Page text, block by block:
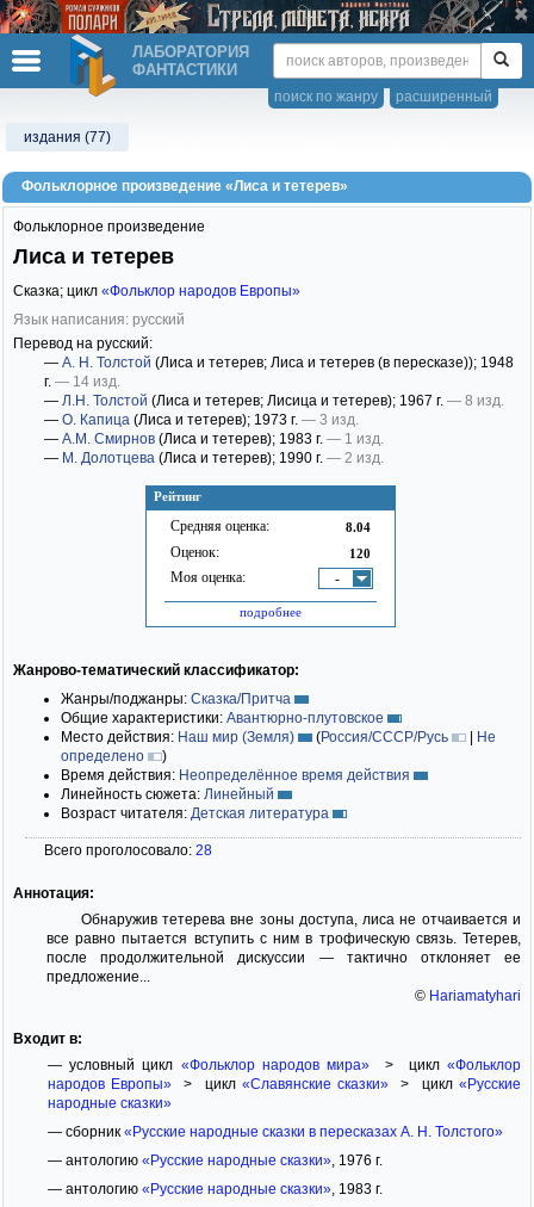
ЛАБОРАТОРИЯ
ФАНТАСТИКИ
расширенный
поиск по жанру
издания (77)
Фольклорное произведение «Лиса и тетерев»
Рейтинг
Средняя оценка: 8.04
Оценок: 120
Моя оценка: -
подробнее
Фольклорное произведение
Лиса и тетерев
Сказка; цикл «Фольклор народов Европы»
Язык написания: русский
Перевод на русский:
— А. Н. Толстой (Лиса и тетерев; Лиса и тетерев (в пересказе)); 1948
г. — 14 изд.
— Л.Н. Толстой (Лиса и тетерев; Лисица и тетерев); 1967 г. — 8 изд.
— О. Капица (Лиса и тетерев); 1973 г. — 3 изд.
— А.М. Смирнов (Лиса и тетерев); 1983 г. — 1 изд.
— М. Долотцева (Лиса и тетерев); 1990 г. — 2 изд.
Жанрово-тематический классификатор:
Жанры/поджанры: Сказка/Притча
Общие характеристики: Авантюрно-плутовское
Место действия: Наш мир (Земля) (Россия/СССР/Русь | Не
определено
)
Время действия: Неопределённое время действия
Линейность сюжета: Линейный
Возраст читателя: Детская литература
Всего проголосовало: 28
Аннотация:
Обнаружив тетерева вне зоны доступа, лиса не отчаивается и
все равно пытается вступить с ним в трофическую связь. Тетерев,
после продолжительной дискуссии — тактично отклоняет ее
предложение...
© Hariamatyhari
Входит в:
— условный цикл «Фольклор народов мира» > цикл«Фольклор
народов Европы»> цикл «Славянские сказки» > цикл«Русские
народные сказки»
— сборник «Русские народные сказки в пересказах А. Н. Толстого»
— антологию «Русские народные сказки», 1976 г.
— антологию «Русские народные сказки», 1983 г.